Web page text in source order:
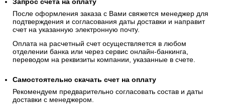
Запрос счета на оплату
После оформления заказа с Вами свяжется менеджер для
подтверждения и согласования даты доставки и направит
счет на указанную электронную почту.
Оплата на расчетный счет осуществляется в любом
отделении банка или через сервис онлайн-банкинга,
переводом на реквизиты компании, указанные в счете.
Самостоятельно скачать счет на оплату
Рекомендуем предварительно согласовать состав и даты
доставки с менеджером.